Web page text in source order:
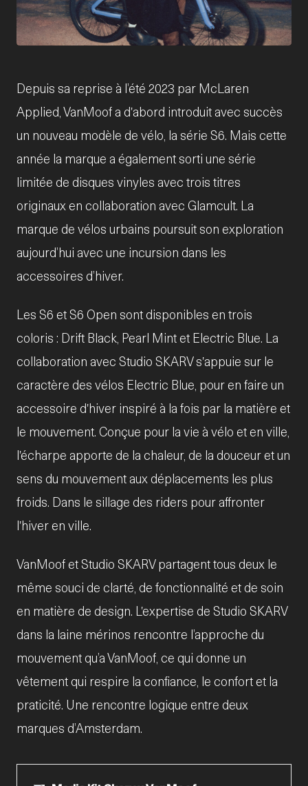
JPG
Depuis sa reprise à l’été 2023 par McLaren
Applied, VanMoof a d'abord introduit avec succès
un nouveau modèle de vélo, la série S6. Mais cette
année la marque a également sorti une série
limitée de disques vinyles avec trois titres
originaux en collaboration avec Glamcult. La
marque de vélos urbains poursuit son exploration
aujourd’hui avec une incursion dans les
accessoires d’hiver.
Les S6 et S6 Open sont disponibles en trois
coloris : Drift Black, Pearl Mint et Electric Blue. La
collaboration avec Studio SKARV s'appuie sur le
caractère des vélos Electric Blue, pour en faire un
accessoire d'hiver inspiré à la fois par la matière et
le mouvement. Conçue pour la vie à vélo et en ville,
l'écharpe apporte de la chaleur, de la douceur et un
sens du mouvement aux déplacements les plus
froids. Dans le sillage des riders pour affronter
l'hiver en ville.
VanMoof et Studio SKARV partagent tous deux le
même souci de clarté, de fonctionnalité et de soin
en matière de design. L'expertise de Studio SKARV
dans la laine mérinos rencontre l’approche du
mouvement qu’a VanMoof, ce qui donne un
vêtement qui respire la confiance, le confort et la
praticité. Une rencontre logique entre deux
marques d’Amsterdam.